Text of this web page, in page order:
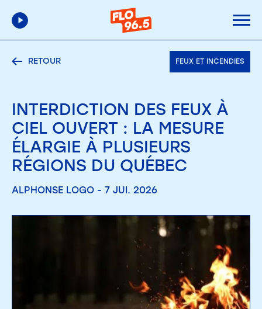
RETOUR FEUX ET INCENDIES
INTERDICTION DES FEUX À
CIEL OUVERT : LA MESURE
ÉLARGIE À PLUSIEURS
RÉGIONS DU QUÉBEC
ALPHONSE LOGO - 7 JUI. 2026